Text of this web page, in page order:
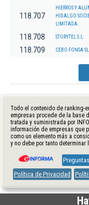
118.707
HIERROS Y
HIDALGO
LIMITADA.
118.708 STORYTEL S.L.
118.709 CEBO FONSA SL.
Todo el contenido de ranking-
empresas procede de la base
tratada y suministrada por
información de empresas que
como un elemento más a
y no debe por tanto determinar
Política de Privacidad